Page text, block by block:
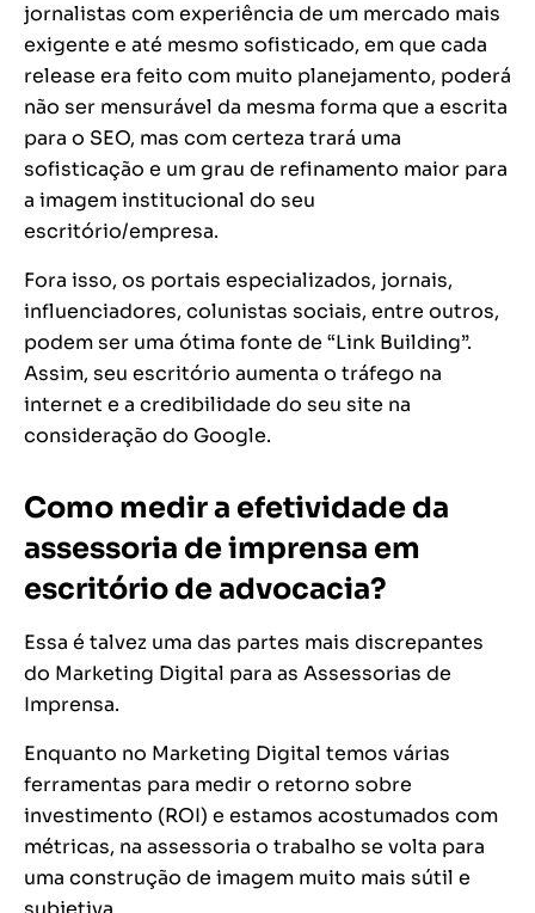
jornalistas com experiência de um mercado mais
exigente e até mesmo sofisticado, em que cada
release era feito com muito planejamento, poderá
não ser mensurável da mesma forma que a escrita
para o SEO, mas com certeza trará uma
sofisticação e um grau de refinamento maior para
a imagem institucional do seu
escritório/empresa.
Fora isso, os portais especializados, jornais,
influenciadores, colunistas sociais, entre outros,
podem ser uma ótima fonte de “Link Building”.
Assim, seu escritório aumenta o tráfego na
internet e a credibilidade do seu site na
consideração do Google.
Como medir a efetividade da
assessoria de imprensa em
escritório de advocacia?
Essa é talvez uma das partes mais discrepantes
do Marketing Digital para as Assessorias de
Imprensa.
Enquanto no Marketing Digital temos várias
ferramentas para medir o retorno sobre
investimento (ROI) e estamos acostumados com
métricas, na assessoria o trabalho se volta para
uma construção de imagem muito mais sútil e